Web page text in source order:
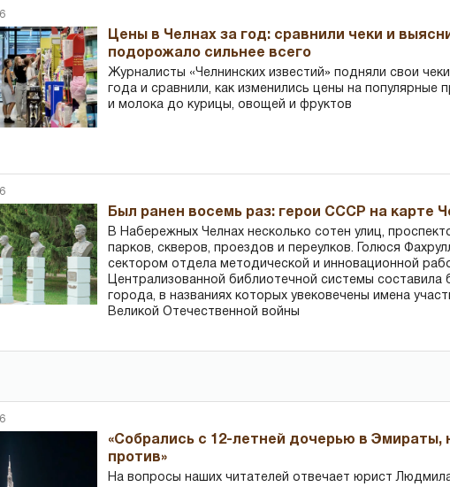
Цены в Челнах за год: сравнили чеки и
подорожало сильнее всего
Журналисты «Челнинских известий» подняли свои
года и сравнили, как изменились цены на популярные
и молока до курицы, овощей и фруктов
Был ранен восемь раз: герои СССР на карте
В Набережных Челнах несколько сотен улиц,
парков, скверов, проездов и переулков. Голюся
сектором отдела методической и инновационной
Централизованной библиотечной системы составила
города, в названиях которых увековечены имена
Великой Отечественной войны
«Собрались с 12-летней дочерью в
против»
На вопросы наших читателей отвечает юрист